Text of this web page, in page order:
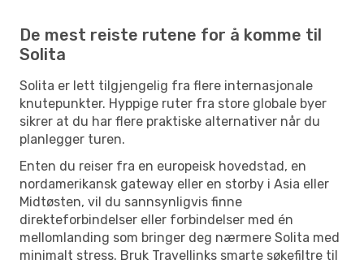
De mest reiste rutene for å komme til
Solita
Solita er lett tilgjengelig fra flere internasjonale
knutepunkter. Hyppige ruter fra store globale byer
sikrer at du har flere praktiske alternativer når du
planlegger turen.
Enten du reiser fra en europeisk hovedstad, en
nordamerikansk gateway eller en storby i Asia eller
Midtøsten, vil du sannsynligvis finne
direkteforbindelser eller forbindelser med én
mellomlanding som bringer deg nærmere Solita med
minimalt stress. Bruk Travellinks smarte søkefiltre til